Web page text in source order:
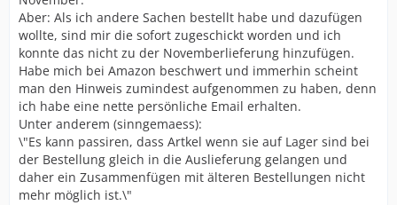
Aber: Als ich andere Sachen bestellt habe und dazufügen
wollte, sind mir die sofort zugeschickt worden und ich
konnte das nicht zu der Novemberlieferung hinzufügen.
Habe mich bei Amazon beschwert und immerhin scheint
man den Hinweis zumindest aufgenommen zu haben, denn
ich habe eine nette persönliche Email erhalten.
Unter anderem (sinngemaess):
\"Es kann passiren, dass Artkel wenn sie auf Lager sind bei
der Bestellung gleich in die Auslieferung gelangen und
daher ein Zusammenfügen mit älteren Bestellungen nicht
mehr möglich ist.\"